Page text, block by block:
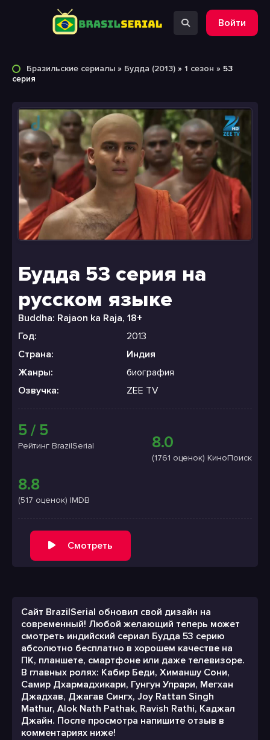
Войти
Бразильские сериалы » Будда (2013) » 1 сезон » 53
серия
Будда 53 серия на
русском языке
Buddha: Rajaon ka Raja, 18+
Год:
2013
Страна:
Индия
Жанры:
биография
Озвучка:
ZEE TV
5 / 5
Рейтинг BrazilSerial 8.0
(1761 оценок) КиноПоиск
8.8
(517 оценок) IMDB
Смотреть
Сайт BrazilSerial обновил свой дизайн на
современный! Любой желающий теперь может
смотреть индийский сериал Будда 53 серию
абсолютно бесплатно в хорошем качестве на
ПК, планшете, смартфоне или даже телевизоре.
В главных ролях: Кабир Беди, Химаншу Сони,
Самир Дхармадхикари, Гунгун Упрари, Мегхан
Джадхав, Джагав Сингх, Joy Rattan Singh
Mathur, Alok Nath Pathak, Ravish Rathi, Каджал
Джайн. После просмотра напишите отзыв в
комментариях ниже!